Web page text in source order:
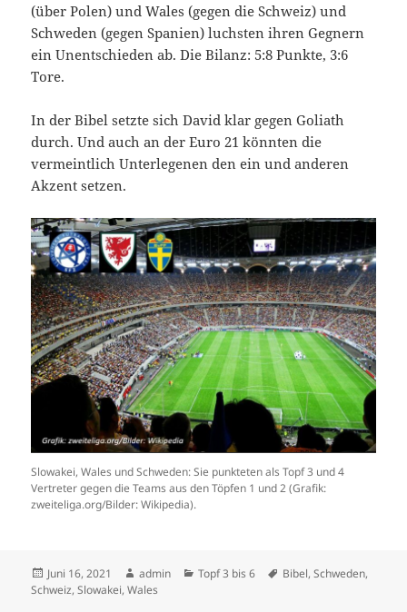
(über Polen) und Wales (gegen die Schweiz) und
Schweden (gegen Spanien) luchsten ihren Gegnern
ein Unentschieden ab. Die Bilanz: 5:8 Punkte, 3:6
Tore.
In der Bibel setzte sich David klar gegen Goliath
durch. Und auch an der Euro 21 könnten die
vermeintlich Unterlegenen den ein und anderen
Akzent setzen.
Slowakei, Wales und Schweden: Sie punkteten als Topf 3 und 4
Vertreter gegen die Teams aus den Töpfen 1 und 2 (Grafik:
zweiteliga.org/Bilder: Wikipedia).
Veröffentlicht
am
Juni 16, 2021 Autor
admin Kategorien
Topf 3 bis 6 Schlagwörter
Bibel,Schweden,
Schweiz,Slowakei,Wales